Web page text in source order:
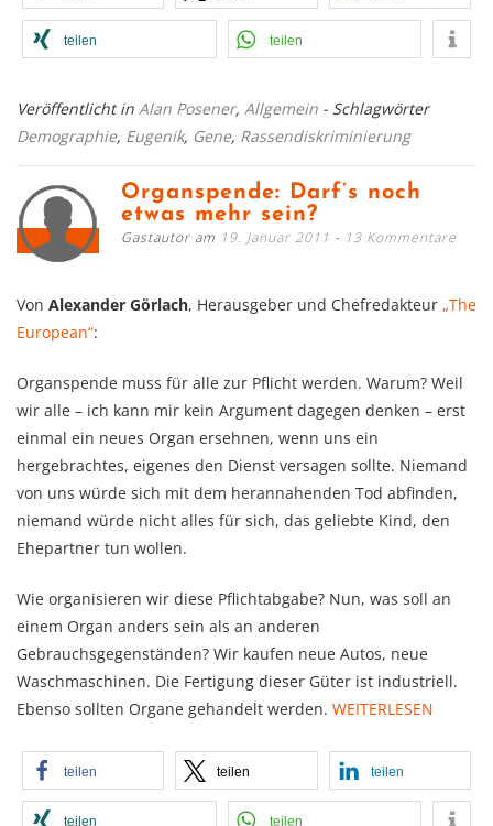
teilen teilen
Veröffentlicht in Alan Posener, Allgemein - Schlagwörter
Demographie, Eugenik, Gene, Rassendiskriminierung
Organspende: Darf’s noch
etwas mehr sein?
Gastautor am 19. Januar 2011 13 Kommentare
Von Alexander Görlach, Herausgeber und Chefredakteur „The
European“:
Organspende muss für alle zur Pflicht werden. Warum? Weil
wir alle – ich kann mir kein Argument dagegen denken – erst
einmal ein neues Organ ersehnen, wenn uns ein
hergebrachtes, eigenes den Dienst versagen sollte. Niemand
von uns würde sich mit dem herannahenden Tod abfinden,
niemand würde nicht alles für sich, das geliebte Kind, den
Ehepartner tun wollen.
Wie organisieren wir diese Pflichtabgabe? Nun, was soll an
einem Organ anders sein als an anderen
Gebrauchsgegenständen? Wir kaufen neue Autos, neue
Waschmaschinen. Die Fertigung dieser Güter ist industriell.
Ebenso sollten Organe gehandelt werden. WEITERLESEN
teilen teilen teilen
teilen teilen